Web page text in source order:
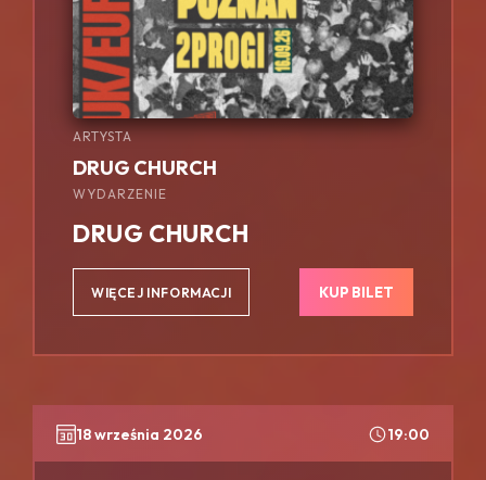
ARTYSTA
DRUG CHURCH
WYDARZENIE
DRUG CHURCH
WIĘCEJ INFORMACJI KUP BILET
18 września 2026 19:00